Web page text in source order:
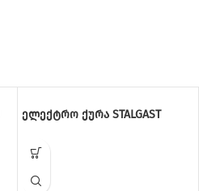
ელექტრო ქურა STALGAST